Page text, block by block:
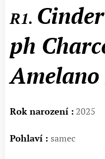
R1.
ph
Rok narození : 2025
Pohlaví : samec